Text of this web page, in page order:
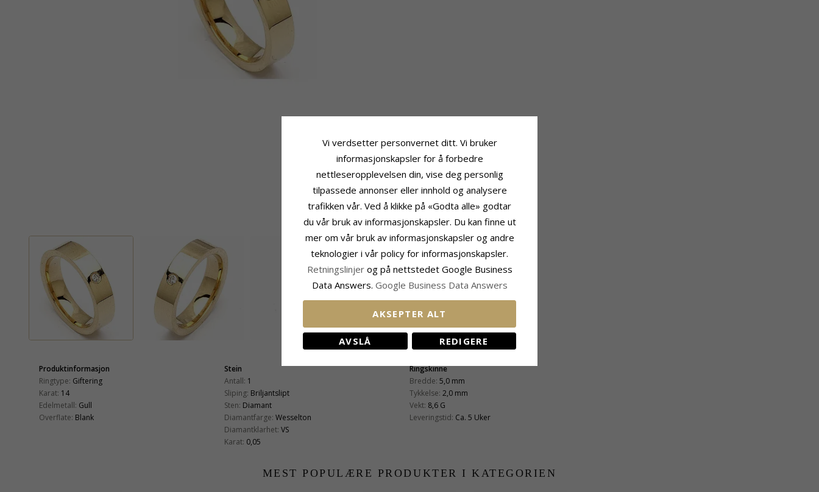
Produktinformasjon
Ringtype: Giftering
Karat: 14
Edelmetall: Gull
Overflate: Blank
Stein
Antall: 1
Sliping: Briljantslipt
Sten: Diamant
Diamantfarge: Wesselton
Diamantklarhet: VS
Karat: 0,05
Ringskinne
Bredde: 5,0 mm
Tykkelse: 2,0 mm
Vekt: 8,6 G
Leveringstid: Ca. 5 Uker
MEST POPULÆRE PRODUKTER I KATEGORIEN
Vi verdsetter personvernet ditt. Vi bruker
informasjonskapsler for å forbedre
nettleseropplevelsen din, vise deg personlig
tilpassede annonser eller innhold og analysere
trafikken vår. Ved å klikke på «Godta alle» godtar
du vår bruk av informasjonskapsler. Du kan finne ut
mer om vår bruk av informasjonskapsler og andre
teknologier i vår policy for informasjonskapsler.
Retningslinjer og på nettstedet Google Business
Data Answers. Google Business Data Answers
AKSEPTER ALT
AVSLÅ REDIGERE